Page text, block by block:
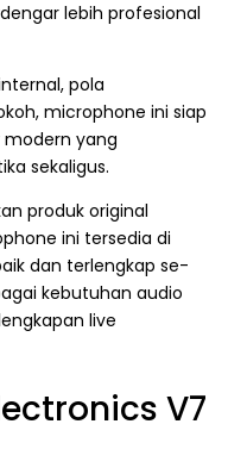
lebih profesional
pola
microphone ini siap
yang
sekaligus.
produk original
ini tersedia di
dan terlengkap se-
kebutuhan audio
live
V7